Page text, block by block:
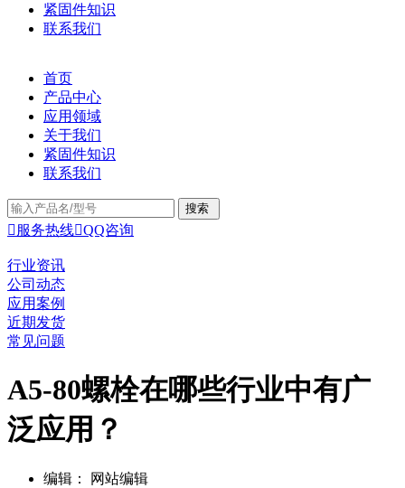
紧固件知识
联系我们
首页
产品中心
应用领域
关于我们
紧固件知识
联系我们
 服务热线QQ咨询
行业资讯
公司动态
应用案例
近期发货
常见问题
A5-80螺栓在哪些行业中有广
泛应用？
编辑： 网站编辑